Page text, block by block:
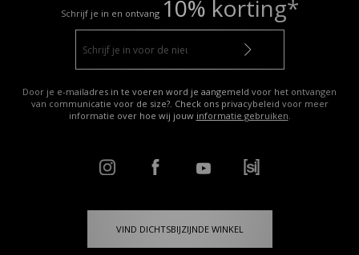
Schrijf je in en ontvang 10% korting*
Door je e-mailadres in te voeren word je aangemeld voor het ontvangen
van communicatie voor de size?. Check ons privacybeleid voor meer
informatie over hoe wij jouw informatie gebruiken.
VIND DICHTSBIJZIJNDE WINKEL